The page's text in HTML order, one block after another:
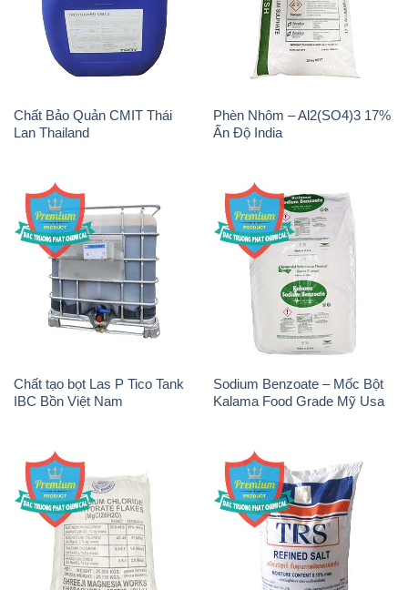
Chất Bảo Quản CMIT Thái
Lan Thailand
Phèn Nhôm – Al2(SO4)3 17%
Ấn Độ India
Chất tạo bọt Las P Tico Tank
IBC Bồn Việt Nam
Sodium Benzoate – Mốc Bột
Kalama Food Grade Mỹ Usa
Magie Clorua – MGCL2 Dạng
Vảy Shreeji Magnesia Works
Ấn Độ India
Muối NaCL – Sodium Chloride
TRS Thái Lan